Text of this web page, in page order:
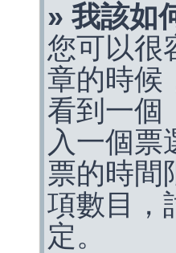
» 我該如
您可以很
章的時候
看到一個
入一個票
票的時間
項數目，
定。